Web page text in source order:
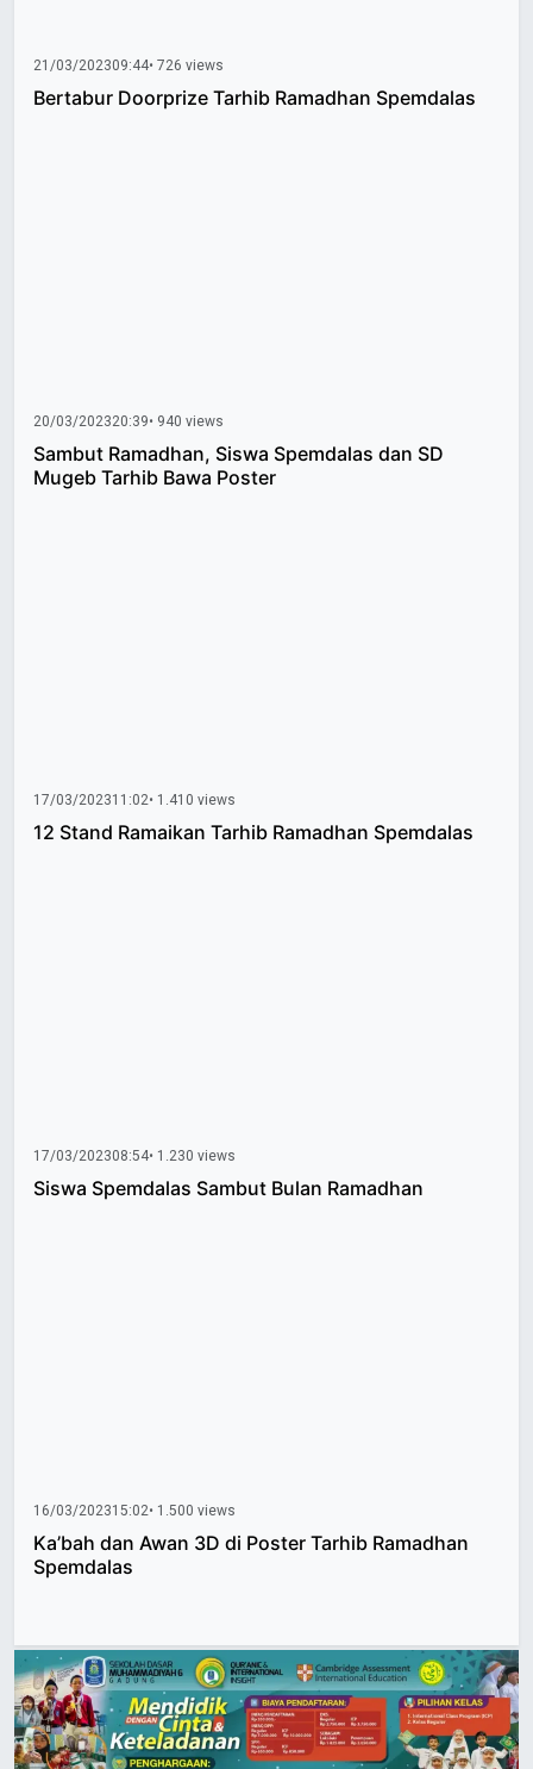
21/03/202309:44• 726 views
Bertabur Doorprize Tarhib Ramadhan Spemdalas
20/03/202320:39• 940 views
Sambut Ramadhan, Siswa Spemdalas dan SD
Mugeb Tarhib Bawa Poster
17/03/202311:02• 1.410 views
12 Stand Ramaikan Tarhib Ramadhan Spemdalas
17/03/202308:54• 1.230 views
Siswa Spemdalas Sambut Bulan Ramadhan
16/03/202315:02• 1.500 views
Ka’bah dan Awan 3D di Poster Tarhib Ramadhan
Spemdalas